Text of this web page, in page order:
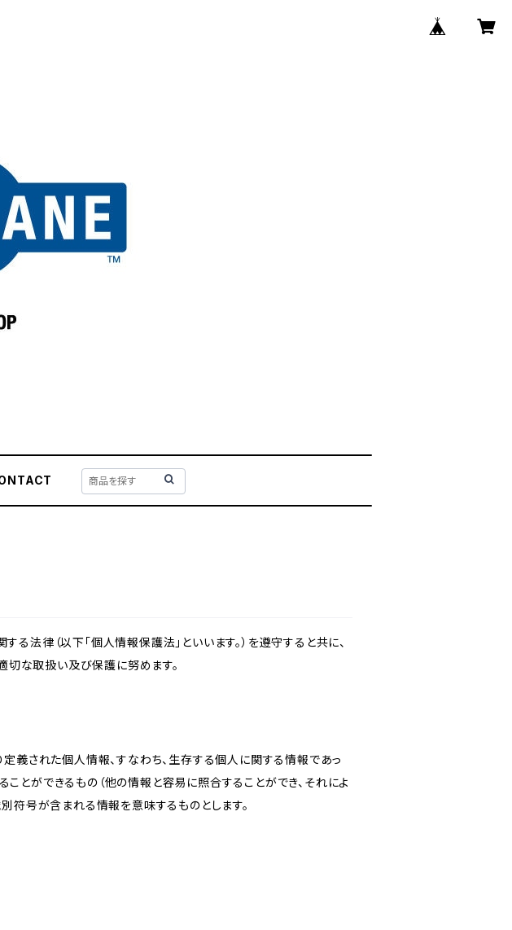
法律（以下「個人情報保護法」といいます。）を遵守すると共に、
切な取扱い及び保護に努めます。
義された個人情報、すなわち、生存する個人に関する情報であっ
とができるもの（他の情報と容易に照合することができ、それによ
符号が含まれる情報を意味するものとします。